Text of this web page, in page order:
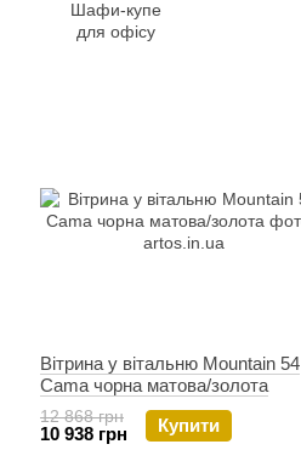
Шафи-купе
для офісу
Вітрина у вітальню Mountain 54
Cama чорна матова/золота
12 868 грн
10 938 грн Купити